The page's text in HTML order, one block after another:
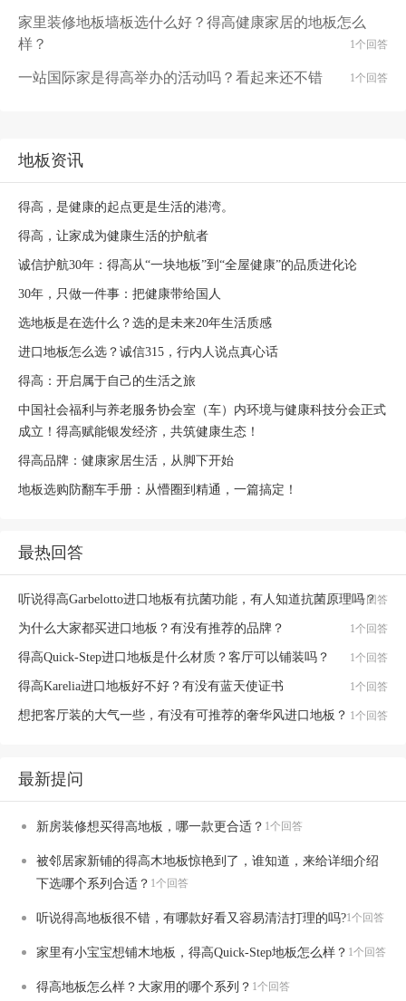
家里装修地板墙板选什么好？得高健康家居的地板怎么
样？
1个回答
一站国际家是得高举办的活动吗？看起来还不错 1个回答
地板资讯
得高，是健康的起点更是生活的港湾。
得高，让家成为健康生活的护航者
诚信护航30年：得高从“一块地板”到“全屋健康”的品质进化论
30年，只做一件事：把健康带给国人
选地板是在选什么？选的是未来20年生活质感
进口地板怎么选？诚信315，行内人说点真心话
得高：开启属于自己的生活之旅
中国社会福利与养老服务协会室（车）内环境与健康科技分会正式
成立！得高赋能银发经济，共筑健康生态！
得高品牌：健康家居生活，从脚下开始
地板选购防翻车手册：从懵圈到精通，一篇搞定！
最热回答
听说得高Garbelotto进口地板有抗菌功能，有人知道抗菌原理吗？
1个回答
为什么大家都买进口地板？有没有推荐的品牌？ 1个回答
得高Quick-Step进口地板是什么材质？客厅可以铺装吗？ 1个回答
得高Karelia进口地板好不好？有没有蓝天使证书 1个回答
想把客厅装的大气一些，有没有可推荐的奢华风进口地板？ 1个回答
最新提问
新房装修想买得高地板，哪一款更合适？ 1个回答
被邻居家新铺的得高木地板惊艳到了，谁知道，来给详细介绍
下选哪个系列合适？ 1个回答
听说得高地板很不错，有哪款好看又容易清洁打理的吗?1个回答
家里有小宝宝想铺木地板，得高Quick-Step地板怎么样？ 1个回答
得高地板怎么样？大家用的哪个系列？ 1个回答